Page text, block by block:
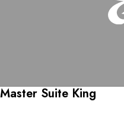
Master Suite King